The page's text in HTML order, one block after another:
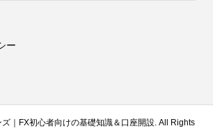
ー
ズ｜FX初心者向けの基礎知識＆口座開設. All Rights